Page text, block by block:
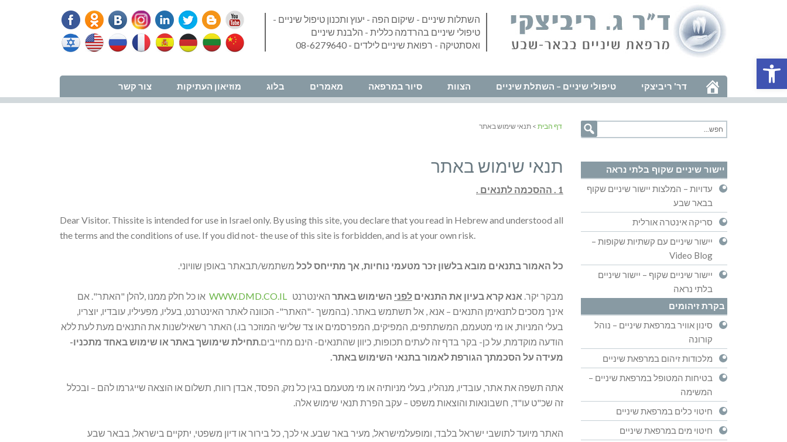
פתח סרגל נגישות
השתלות שיניים - שיקום הפה - יעוץ ותכנון טיפול שיניים -
טיפולי שיניים בהרדמה כללית - הלבנת שיניים
ואסתטיקה - רפואת שיניים לילדים - 08-6279640
דר' ריביצקי טיפולי שיניים – השתלת שיניים הצוות סיור במרפאה מאמרים בלוג מוזיאון העתיקות צור קשר
דף הבית > תנאי שימוש באתר
תנאי שימוש באתר
1 . ההסכמה לתנאים .
Dear Visitor. Thissite is intended for use in Israel only. By using this site, you declare that you read in Hebrew and understood all
the terms and the conditions of use. If you did not- the use of this site is forbidden, and is at your own risk.
כל האמור בתנאים מובא בלשון זכר מטעמי נוחיות, אך מתייחס לכל משתמש/תבאתר באופן שוויוני.
מבקר יקר. אנא קרא בעיון את התנאים לפני השימוש באתר האינטרנט WWW.DMD.CO.IL או כל חלק ממנו ,להלן "האתר". אם
אינך מסכים לתנאימן התנאים – אנא , אל תשתמש באתר. (בהמשך -"האתר"- הכוונה לאתר האינטרנט, בעליו, מפעיליו, עובדיו, יוצריו,
בעלי המניות, או מי מטעמם, המשתתפים, המפיקים, המפרסמים או צד שלישי המוזכר בו.) האתר רשאילשנות את התנאים מעת לעת ללא
הודעה מוקדמת, על כן- בקר בדף זה לעתים תכופות, כיוון שהתנאים- הינם מחייבים.תחילת שימושך באתר או שימוש באחד מתכניו-
מעידה על הסכמתך הגורפת לאמור בתנאי השימוש באתר.
אתה תשפה את אתר, עובדיו, מנהליו, בעלי מניותיה או מי מטעמם בגין כל נזק, הפסד, אבדן רווח, תשלום או הוצאה שייגרמו להם – ובכלל
זה שכ"ט עו"ד, חשבונאות והוצאות משפט – עקב הפרת תנאי שימוש אלה.
האתר מיועד לתושבי ישראל בלבד, ומופעלמישראל, מעיר באר שבע. אי לכך, כל בירור או דיון משפטי, יתקיים בישראל, בבאר שבע
יישור שיניים שקוף בלתי נראה
עדויות – המלצות יישור שיניים שקוף
בבאר שבע
סריקה אינטרה אורלית
יישור שיניים עם קשתיות שקופות –
Video Blog
יישור שיניים שקוף – יישור שיניים
בלתי נראה
בקרת זיהומים
סינון אוויר במרפאת שיניים – נוהל
קורונה
מלכודות זיהום במרפאת שיניים
בטיחות המטופל במרפאת שיניים –
המשימה
חיטוי כלים במרפאת שיניים
חיטוי מים במרפאת שיניים